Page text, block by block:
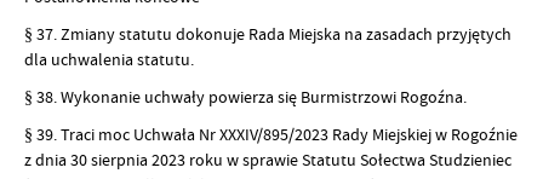
§ 37. Zmiany statutu dokonuje Rada Miejska na zasadach przyjętych
dla uchwalenia statutu.
§ 38. Wykonanie uchwały powierza się Burmistrzowi Rogoźna.
§ 39. Traci moc Uchwała Nr XXXIV/895/2023 Rady Miejskiej w Rogoźnie
z dnia 30 sierpnia 2023 roku w sprawie Statutu Sołectwa Studzieniec